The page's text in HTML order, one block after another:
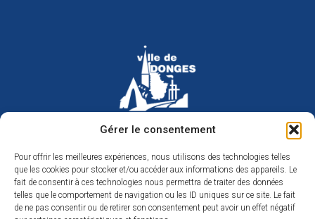
Gérer le consentement
Pour offrir les meilleures expériences, nous utilisons des technologies telles
que les cookies pour stocker et/ou accéder aux informations des appareils. Le
fait de consentir à ces technologies nous permettra de traiter des données
telles que le comportement de navigation ou les ID uniques sur ce site. Le fait
de ne pas consentir ou de retirer son consentement peut avoir un effet négatif
Hôtel de ville de Donges
Place Armand Morvan
44480 Donges
02 40 45 79 79
Nous contacter
Horaires d’ouverture
Du lundi au jeudi de 9h à 12h et de 14h à 17h